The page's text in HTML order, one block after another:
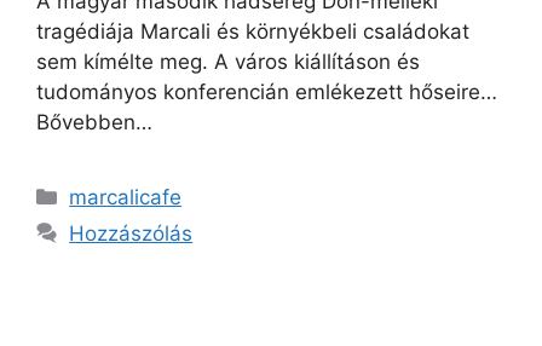
tragédiája Marcali és környékbeli családokat
sem kímélte meg. A város kiállításon és
tudományos konferencián emlékezett hőseire…
Bővebben…
marcalicafe
Hozzászólás